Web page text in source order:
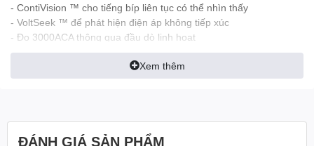
- ContiVision ™ cho tiếng bíp liên tục có thể nhìn thấy
- VoltSeek ™ để phát hiện điện áp không tiếp xúc
- Đo 3000ACA thông qua đầu dò linh hoạt
- Từ chối tần số cao (HFR)
- Đo dòng khởi động (100ms)
- DC µA để thử nghiệm.
- Smart HOLD
- Giá trị nhỏ nhất, lớn nhất
Xem thêm
ĐÁNH GIÁ SẢN PHẨM